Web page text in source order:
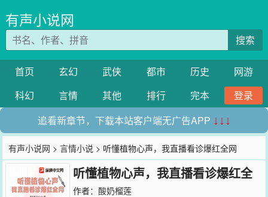
有声小说网
搜索
首页 玄幻 武侠 都市 历史
网游
科幻
言情 其他 排行 完本
登录
追看新章节，下载本站客户端无广告APP ↓↓↓
有声小说网 >言情小说 > 听懂植物心声，我直播看诊爆红全网
听懂植物心声，我直播看诊爆红全
网
作者： 酸奶榴莲